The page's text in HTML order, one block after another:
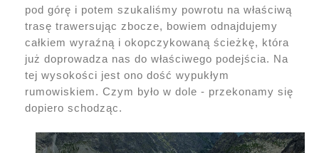
pod górę i potem szukaliśmy powrotu na właściwą
trasę trawersując zbocze, bowiem odnajdujemy
całkiem wyraźną i okopczykowaną ścieżkę, która
już doprowadza nas do właściwego podejścia. Na
tej wysokości jest ono dość wypukłym
rumowiskiem. Czym było w dole - przekonamy się
dopiero schodząc.